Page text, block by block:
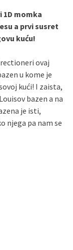
1D momka
a prvi susret
kuću!
ovaj
u kome je
kući! I zaista,
bazen a na
je isti,
njega pa nam se